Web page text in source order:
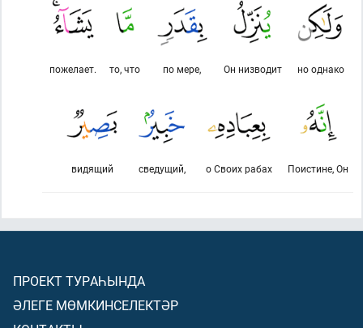
но однако
Он низводит
по мере,
то, что
пожелает.
Поистине, Он
о Своих рабах
сведущий,
видящий
ПРОЕКТ ТУРАҺЫНДА
ӘЛЕГЕ МӨМКИНСЕЛЕКТӘР